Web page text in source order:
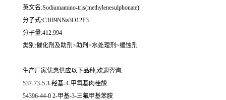
英文名:Sodiumamino-tris(methylenesulphonate)
分子式:C3H9NNa3O12P3
分子量:412.994
类别:催化剂及助剂>助剂>水处理剂>缓蚀剂
生产厂家优惠供应以下品种,欢迎咨询:
537-73-5 3-羟基-4-甲氧基肉桂酸
54396-44-0 2-甲基-3-三氟甲基苯胺